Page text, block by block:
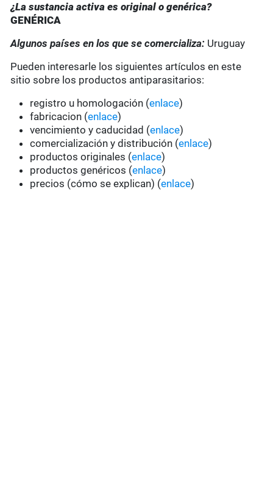
¿La sustancia activa es original o genérica?
GENÉRICA
Algunos países en los que se comercializa: Uruguay
Pueden interesarle los siguientes artículos en este
sitio sobre los productos antiparasitarios:
registro u homologación (enlace)
fabricacion (enlace)
vencimiento y caducidad (enlace)
comercialización y distribución (enlace)
productos originales (enlace)
productos genéricos (enlace)
precios (cómo se explican) (enlace)